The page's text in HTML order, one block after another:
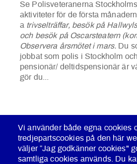
Vi använder både egna cookies
tredjepartscookies på den här
väljer ”Jag godkänner cookies"
samtliga cookies används. Du
Se Polisveteranerna
aktiviteter för de första
a trivselträffar, besök på
och besök på Oscarsteatern
Observera årsmötet i mars. Du
jobbat som polis i Stockholm
pensionär/ deltidspensionär är
gör du...
OMVÄRLD 8 DEC 2025